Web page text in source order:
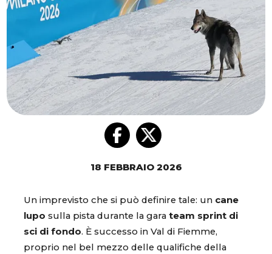
18 FEBBRAIO 2026
Un imprevisto che si può definire tale: un cane
lupo sulla pista durante la gara team sprint di
sci di fondo. È successo in Val di Fiemme,
proprio nel bel mezzo delle qualifiche della